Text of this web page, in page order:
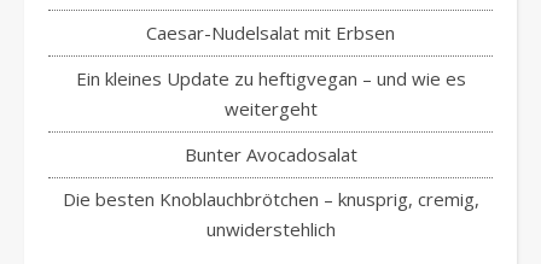
Caesar-Nudelsalat mit Erbsen
Ein kleines Update zu heftigvegan – und wie es
weitergeht
Bunter Avocadosalat
Die besten Knoblauchbrötchen – knusprig, cremig,
unwiderstehlich